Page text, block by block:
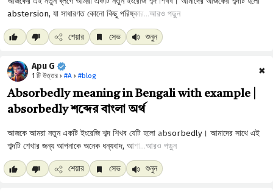
আরও পড়ুন
শেয়ার সেভ শুনুন
Apu G
1 টি উত্তর › #A› #blog ✖
Absorbedly meaning in Bengali with example |
absorbedly শব্দের বাংলা অর্থ
আরও পড়ুন
শেয়ার সেভ শুনুন